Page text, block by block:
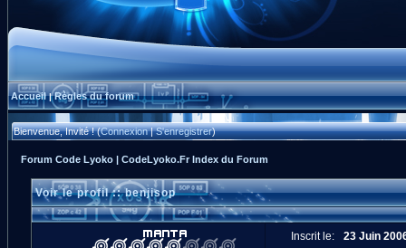
Accueil|Règles du forum
Bienvenue, Invité ! (Connexion|S'enregistrer)
Forum Code Lyoko | CodeLyoko.Fr Index du Forum
Voir le profil :: benjisop
Inscrit le:
23 Juin